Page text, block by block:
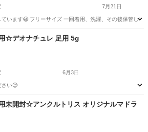
7月21日
います😃 フリーサイズ 一回着用、洗濯、その後保管し
駅 ワンピース インナー
未使用☆デオナチュレ 足用 5g
6月3日
さい😊
駅 ボディケア デオナチュレ
開封☆アンクルトリス オリジナルマドラ